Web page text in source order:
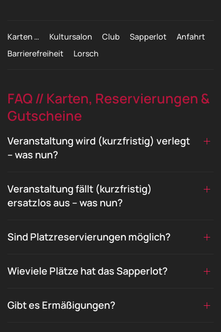
Karten … Kultursalon Club Sapperlot
Anfahrt
Barrierefreiheit
Lorsch
FAQ // Karten, Reservierungen &
Gutscheine
Veranstaltung wird (kurzfristig) verlegt
– was nun?
Veranstaltung fällt (kurzfristig)
ersatzlos aus – was nun?
Sind Platzreservierungen möglich?
Wieviele Plätze hat das Sapperlot?
Gibt es Ermäßigungen?